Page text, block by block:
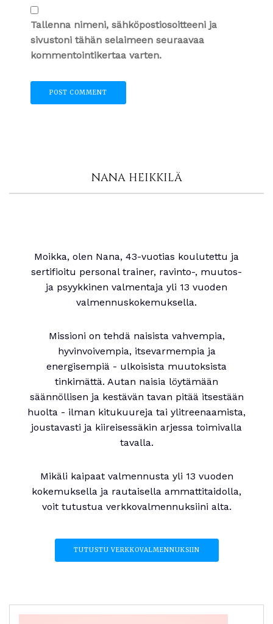
Tallenna nimeni, sähköpostiosoitteeni ja
sivustoni tähän selaimeen seuraavaa
kommentointikertaa varten.
NANA HEIKKILÄ
Moikka, olen Nana, 43-vuotias koulutettu ja
sertifioitu personal trainer, ravinto-, muutos-
ja psyykkinen valmentaja yli 13 vuoden
valmennuskokemuksella.
Missioni on tehdä naisista vahvempia,
hyvinvoivempia, itsevarmempia ja
energisempiä - ulkoisista muutoksista
tinkimättä. Autan naisia löytämään
säännöllisen ja kestävän tavan pitää itsestään
huolta - ilman kitukuureja tai ylitreenaamista,
joustavasti ja kiireisessäkin arjessa toimivalla
tavalla.
Mikäli kaipaat valmennusta yli 13 vuoden
kokemuksella ja rautaisella ammattitaidolla,
voit tutustua verkkovalmennuksiini alta.
TUTUSTU VERKKOVALMENNUKSIIN